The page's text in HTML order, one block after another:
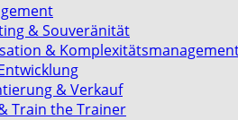
& Souveränität
&
& Verkauf
Train the Trainer